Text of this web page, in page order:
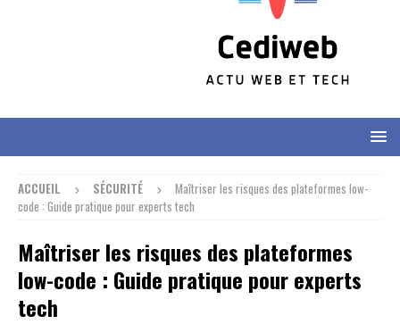
ACCUEIL SÉCURITÉ
Maîtriser les risques des plateformes low-
code : Guide pratique pour experts tech
Maîtriser les risques des plateformes
low-code : Guide pratique pour experts
tech